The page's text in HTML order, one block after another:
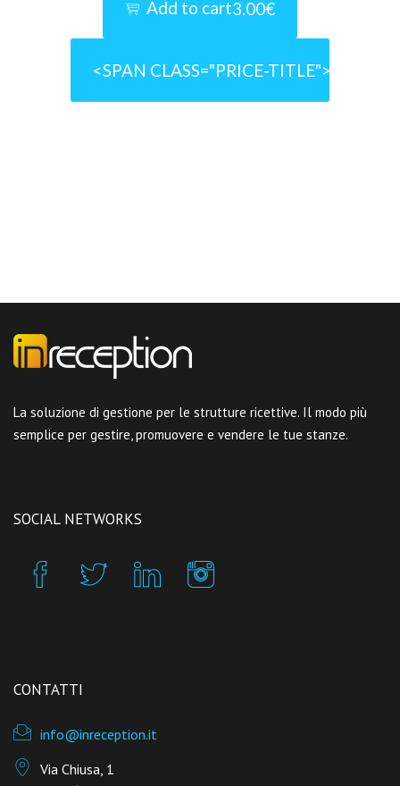
Add to cart3.00€
La soluzione di gestione per le strutture ricettive. Il modo più
semplice per gestire, promuovere e vendere le tue stanze.
SOCIAL NETWORKS
CONTATTI
info@inreception.it
Via Chiusa, 1